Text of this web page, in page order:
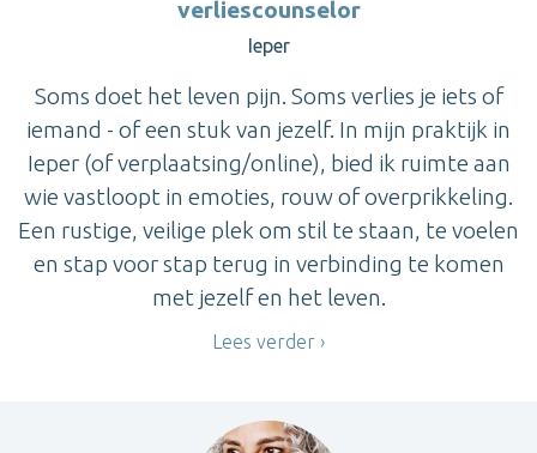
verliescounselor
Ieper
Soms doet het leven pijn. Soms verlies je iets of
iemand - of een stuk van jezelf. In mijn praktijk in
Ieper (of verplaatsing/online), bied ik ruimte aan
wie vastloopt in emoties, rouw of overprikkeling.
Een rustige, veilige plek om stil te staan, te voelen
en stap voor stap terug in verbinding te komen
met jezelf en het leven.
Lees verder